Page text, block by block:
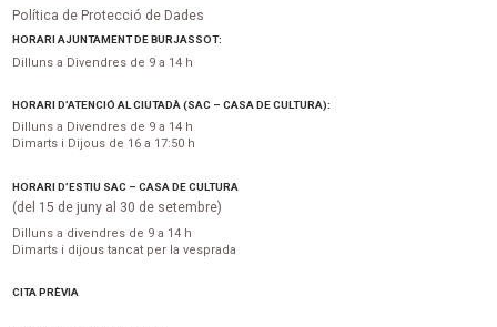
Política de Protecció de Dades
HORARI AJUNTAMENT DE BURJASSOT:
Dilluns a Divendres de 9 a 14 h
HORARI D’ATENCIÓ AL CIUTADÀ (SAC – CASA DE CULTURA):
Dilluns a Divendres de 9 a 14 h
Dimarts i Dijous de 16 a 17:50 h
HORARI D’ESTIU SAC – CASA DE CULTURA
(del 15 de juny al 30 de setembre)
Dilluns a divendres de 9 a 14 h
Dimarts i dijous tancat per la vesprada
CITA PRÈVIA